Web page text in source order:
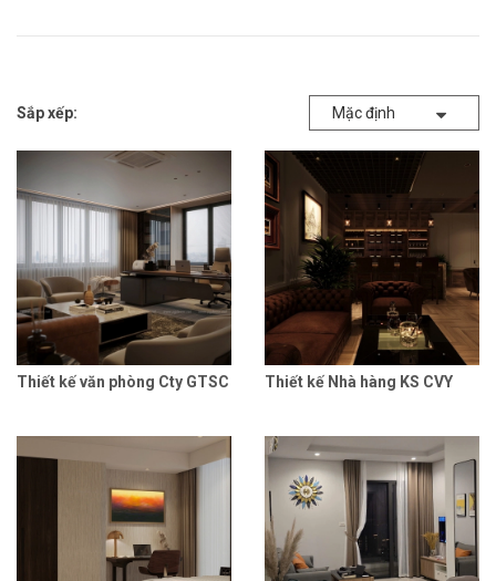
Sắp xếp: Mặc định
Thiết kế văn phòng Cty GTSC Thiết kế Nhà hàng KS CVY